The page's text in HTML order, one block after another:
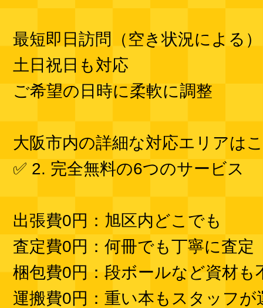
最短即日訪問（空き状況による）
土日祝日も対応
ご希望の日時に柔軟に調整
大阪市内の詳細な対応エリアは
✅ 2. 完全無料の6つのサービス
出張費0円：旭区内どこでも
査定費0円：何冊でも丁寧に査定
梱包費0円：段ボールなど資材も
運搬費0円：重い本もスタッフが